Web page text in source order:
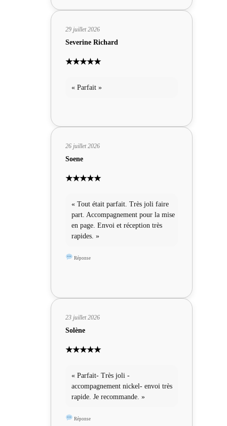
29 juillet 2026
Severine Richard
★★★★★
« Parfait »
26 juillet 2026
Soene
★★★★★
« Tout était parfait. Très joli faire
part. Accompagnement pour la mise
en page. Envoi et réception très
rapides. »
Réponse
23 juillet 2026
Solène
★★★★★
« Parfait- Très joli -
accompagnement nickel- envoi très
rapide. Je recommande. »
Réponse